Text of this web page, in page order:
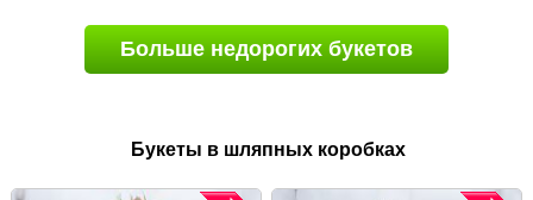
Больше недорогих букетов
Букеты в шляпных коробках